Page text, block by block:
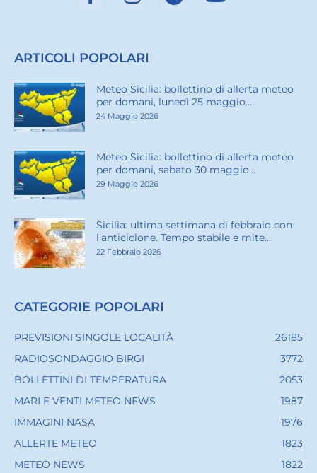
ARTICOLI POPOLARI
Meteo Sicilia: bollettino di allerta meteo
per domani, lunedì 25 maggio...
24 Maggio 2026
Meteo Sicilia: bollettino di allerta meteo
per domani, sabato 30 maggio...
29 Maggio 2026
Sicilia: ultima settimana di febbraio con
l’anticiclone. Tempo stabile e mite...
22 Febbraio 2026
CATEGORIE POPOLARI
PREVISIONI SINGOLE LOCALITÀ
26185
RADIOSONDAGGIO BIRGI
3772
BOLLETTINI DI TEMPERATURA
2053
MARI E VENTI METEO NEWS
1987
IMMAGINI NASA
1976
ALLERTE METEO
1823
METEO NEWS
1822